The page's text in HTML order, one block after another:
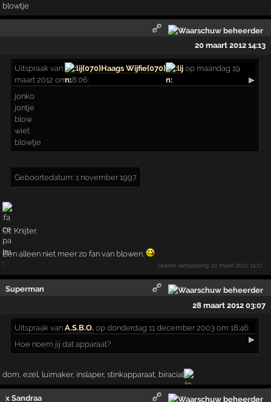
blowtje
20 maart 2012 14:13
Uitspraak van {070}Haags Wijfie{070}
op maandag 19
maart 2012 om 18:06:
▶
jonko
jontje
blow
wiet
blowtje
Geboortedatum: 1 november 1997
Ot: Knijter.
Ben alleen niet meer zo fan van blowen.
laatste aanpassing 20 maart 2012 14:17
Superman
28 maart 2012 03:07
Uitspraak vanA.S.B.O. op donderdag 11 december 2003 om 18:46:
▶
Hoe noem jij dat apparaat?
dom, ezel, luimaker, inslaper, stinkapparaat, biracial
x Sandraa